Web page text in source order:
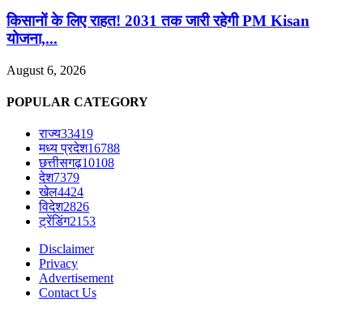
किसानों के लिए राहत! 2031 तक जारी रहेगी PM Kisan
योजना,...
August 6, 2026
POPULAR CATEGORY
राज्य33419
मध्य प्रदेश16788
छत्तीसगढ़10108
देश7379
खेल4424
विदेश2826
ट्रेंडिंग2153
Disclaimer
Privacy
Advertisement
Contact Us